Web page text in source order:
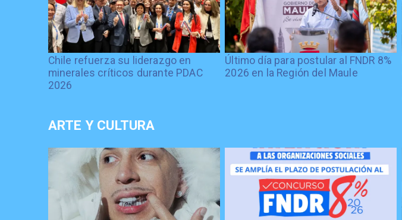
Chile refuerza su liderazgo en
minerales críticos durante PDAC
2026
Último día para postular al FNDR 8%
2026 en la Región del Maule
ARTE Y CULTURA